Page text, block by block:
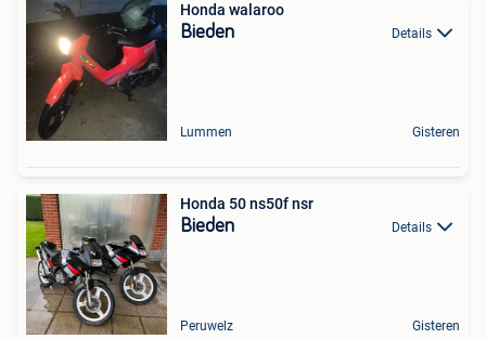
Honda walaroo
Bieden Details
Lummen Gisteren
Honda 50 ns50f nsr
Bieden Details
Peruwelz Gisteren